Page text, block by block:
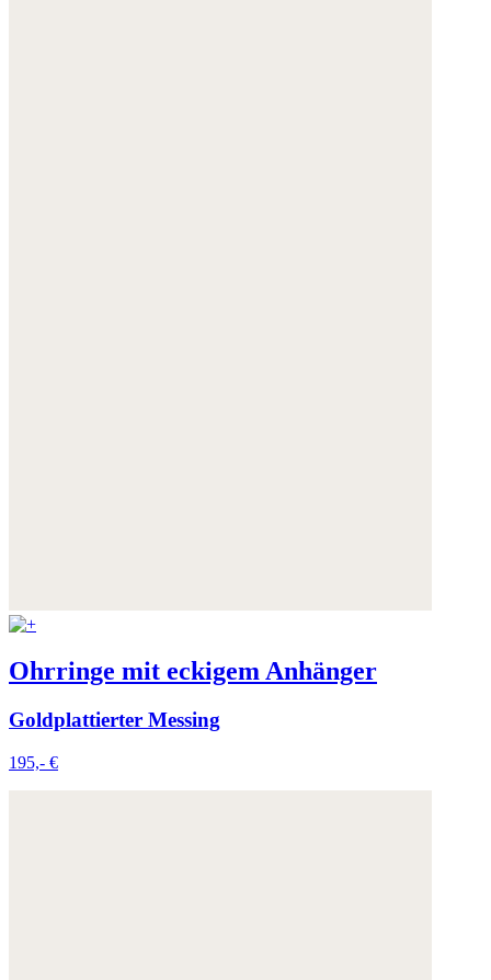
Ohrringe mit eckigem Anhänger
Goldplattierter Messing
195,- €